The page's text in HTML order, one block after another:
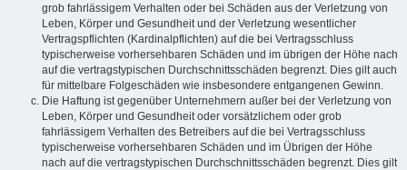
grob fahrlässigem Verhalten oder bei Schäden aus der Verletzung von
Leben, Körper und Gesundheit und der Verletzung wesentlicher
Vertragspflichten (Kardinalpflichten) auf die bei Vertragsschluss
typischerweise vorhersehbaren Schäden und im übrigen der Höhe nach
auf die vertragstypischen Durchschnittsschäden begrenzt. Dies gilt auch
für mittelbare Folgeschäden wie insbesondere entgangenen Gewinn.
Die Haftung ist gegenüber Unternehmern außer bei der Verletzung von
Leben, Körper und Gesundheit oder vorsätzlichem oder grob
fahrlässigem Verhalten des Betreibers auf die bei Vertragsschluss
typischerweise vorhersehbaren Schäden und im Übrigen der Höhe
nach auf die vertragstypischen Durchschnittsschäden begrenzt. Dies gilt